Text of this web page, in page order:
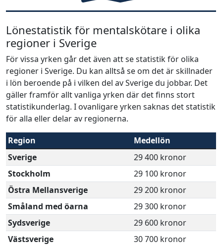
Lönestatistik för mentalskötare i olika
regioner i Sverige
För vissa yrken går det även att se statistik för olika
regioner i Sverige. Du kan alltså se om det är skillnader
i lön beroende på i vilken del av Sverige du jobbar. Det
gäller framför allt vanliga yrken där det finns stort
statistikunderlag. I ovanligare yrken saknas det statistik
för alla eller delar av regionerna.
Region
Medellön
Sverige
29 400 kronor
Stockholm
29 100 kronor
Östra Mellansverige
29 200 kronor
Småland med öarna
29 300 kronor
Sydsverige
29 600 kronor
Västsverige
30 700 kronor